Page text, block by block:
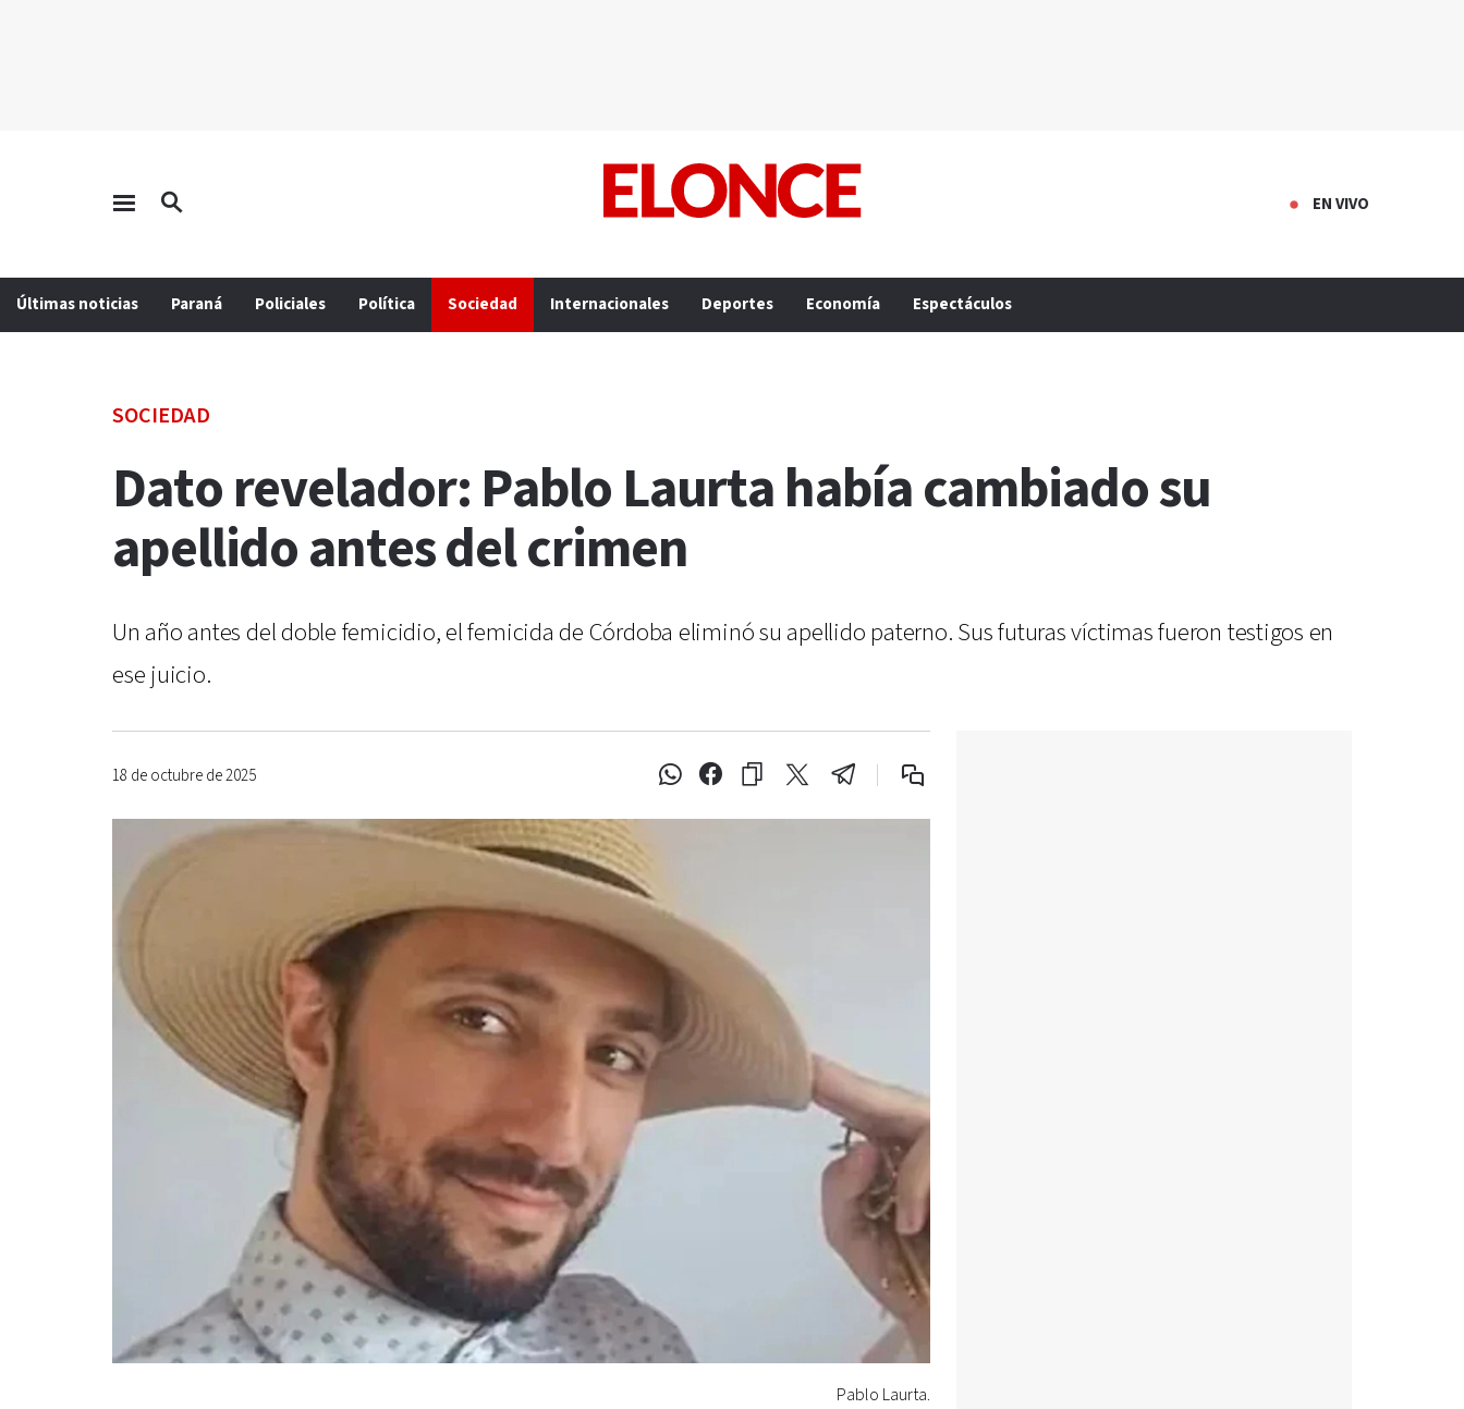
EN VIVO
Últimas noticias Paraná Policiales Política Sociedad Internacionales Deportes Economía Espectáculos
SOCIEDAD
Dato revelador: Pablo Laurta había cambiado su
apellido antes del crimen
Un año antes del doble femicidio, el femicida de Córdoba eliminó su apellido paterno. Sus futuras víctimas fueron testigos en
ese juicio.
18 de octubre de 2025
Pablo Laurta.